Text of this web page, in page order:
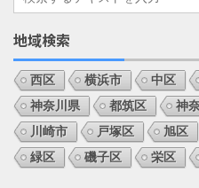
地域検索
西区 横浜市 中区
神奈川県
都筑区 神
川崎市
戸塚区 旭区
緑区
磯子区 栄区